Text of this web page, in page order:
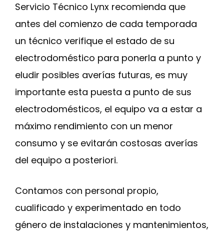
Servicio Técnico Lynx recomienda que
antes del comienzo de cada temporada
un técnico verifique el estado de su
electrodoméstico para ponerla a punto y
eludir posibles averías futuras, es muy
importante esta puesta a punto de sus
electrodomésticos, el equipo va a estar a
máximo rendimiento con un menor
consumo y se evitarán costosas averías
del equipo a posteriori.
Contamos con personal propio,
cualificado y experimentado en todo
género de instalaciones y mantenimientos,